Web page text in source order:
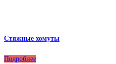
Стяжные хомуты
Подробнее